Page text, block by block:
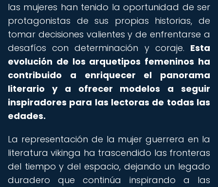
las mujeres han tenido la oportunidad de ser
protagonistas de sus propias historias, de
tomar decisiones valientes y de enfrentarse a
desafíos con determinación y coraje. Esta
evolución de los arquetipos femeninos ha
contribuido a enriquecer el panorama
literario y a ofrecer modelos a seguir
inspiradores para las lectoras de todas las
edades.
La representación de la mujer guerrera en la
literatura vikinga ha trascendido las fronteras
del tiempo y del espacio, dejando un legado
duradero que continúa inspirando a las